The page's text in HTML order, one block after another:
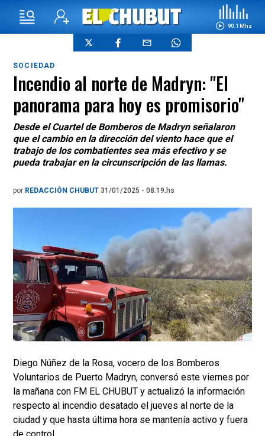
90.1 Mhz
SOCIEDAD
Incendio al norte de Madryn: "El
panorama para hoy es promisorio"
Desde el Cuartel de Bomberos de Madryn señalaron
que el cambio en la dirección del viento hace que el
trabajo de los combatientes sea más efectivo y se
pueda trabajar en la circunscripción de las llamas.
por REDACCIÓN CHUBUT 31/01/2025 - 08.19.hs
Diego Núñez de la Rosa, vocero de los Bomberos
Voluntarios de Puerto Madryn, conversó este viernes por
la mañana con FM EL CHUBUT y actualizó la información
respecto al incendio desatado el jueves al norte de la
ciudad y que hasta última hora se mantenía activo y fuera